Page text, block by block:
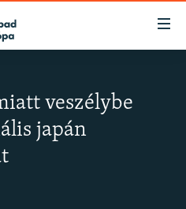
veszélybe
japán